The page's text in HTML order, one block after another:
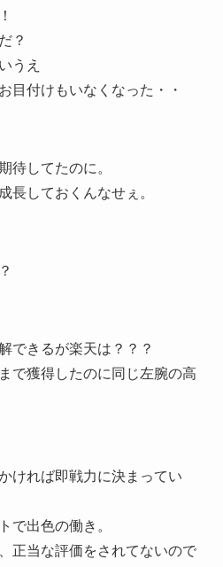
？
うえ
目付けもいなくなった・・
待してたのに。
長しておくんなせぇ。
できるが楽天は？？？
で獲得したのに同じ左腕の高
ければ即戦力に決まってい
で出色の働き。
正当な評価をされてないので